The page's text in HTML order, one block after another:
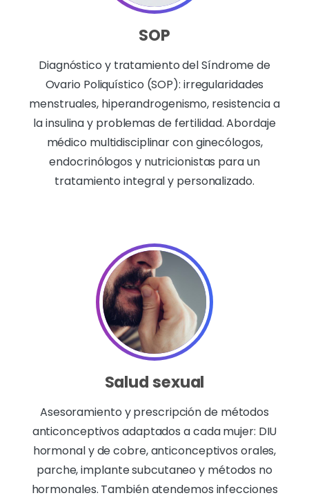
SOP
Diagnóstico y tratamiento del Síndrome de
Ovario Poliquístico (SOP): irregularidades
menstruales, hiperandrogenismo, resistencia a
la insulina y problemas de fertilidad. Abordaje
médico multidisciplinar con ginecólogos,
endocrinólogos y nutricionistas para un
tratamiento integral y personalizado.
Salud sexual
Asesoramiento y prescripción de métodos
anticonceptivos adaptados a cada mujer: DIU
hormonal y de cobre, anticonceptivos orales,
parche, implante subcutaneo y métodos no
hormonales. También atendemos infecciones